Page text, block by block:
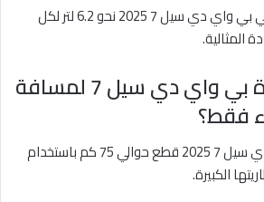
يبلغ معدل الاستهلاك في بي واي دي سيل 7 2025 نحو 6.2 لتر لكل
هل يمكن قيادة بي واي دي سيل 7 لمسافة
فقط؟
بإمكان سيارة بي واي دي سيل 7 2025 قطع حوالي 75 كم باستخدام
الكبيرة.